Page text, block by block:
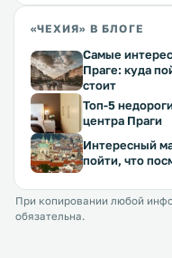
«ЧЕХИЯ» В БЛОГЕ
Самые
Праге: куда
стоит
Топ-5
центра Праги
Интересный
пойти, что
При копировании любой
обязательна.